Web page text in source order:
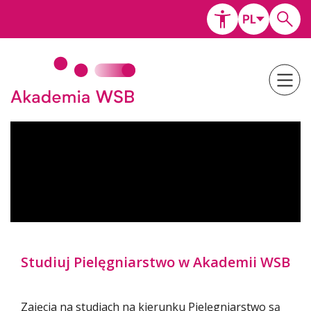
Studiuj Pielęgniarstwo w Akademii WSB
Zajęcia na studiach na kierunku Pielęgniarstwo są